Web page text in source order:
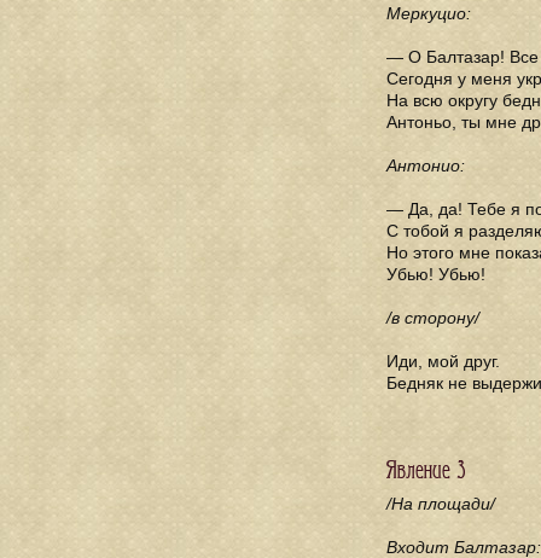
Меркуцио:
— О Балтазар!
Сегодня у меня
На всю округу
Антоньо, ты мне
Антонио:
— Да, да! Тебе я
С тобой я
Но этого мне
Убью! Убью!
/в сторону/
Иди, мой друг.
Бедняк не
Явление 3
/На площади/
Входит Балтазар: